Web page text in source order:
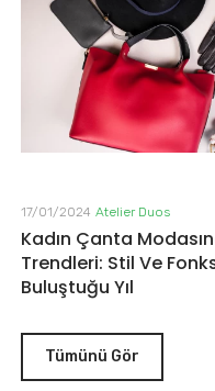
17/01/2024 Atelier Duos
Kadın Çanta
Trendleri: Stil Ve
Buluştuğu Yıl
Tümünü Gör